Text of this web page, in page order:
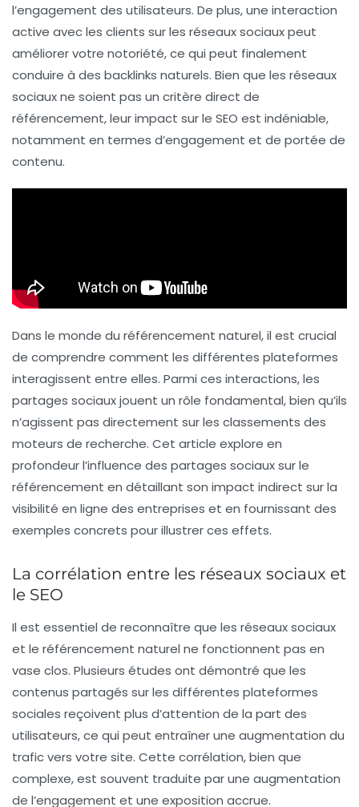
l’engagement des utilisateurs. De plus, une interaction
active avec les clients sur les réseaux sociaux peut
améliorer votre notoriété, ce qui peut finalement
conduire à des backlinks naturels. Bien que les réseaux
sociaux ne soient pas un critère direct de
référencement, leur impact sur le SEO est indéniable,
notamment en termes d’engagement et de portée de
contenu.
Dans le monde du référencement naturel, il est crucial
de comprendre comment les différentes plateformes
interagissent entre elles. Parmi ces interactions, les
partages sociauxjouent un rôle fondamental, bien qu’ils
n’agissent pas directement sur les classements des
moteurs de recherche. Cet article explore en
profondeur l’influence des partages sociaux sur le
référencement en détaillant son impact indirect sur la
visibilité en ligne des entreprises et en fournissant des
exemples concrets pour illustrer ces effets.
La corrélation entre les réseaux sociaux et
le SEO
Il est essentiel de reconnaître que les réseaux sociaux
et le référencement naturel ne fonctionnent pas en
vase clos. Plusieurs études ont démontré que les
contenus partagés sur les différentes plateformes
sociales reçoivent plus d’attention de la part des
utilisateurs, ce qui peut entraîner une augmentation du
trafic vers votre site. Cette corrélation, bien que
complexe, est souvent traduite par une augmentation
de l’engagement et une exposition accrue.